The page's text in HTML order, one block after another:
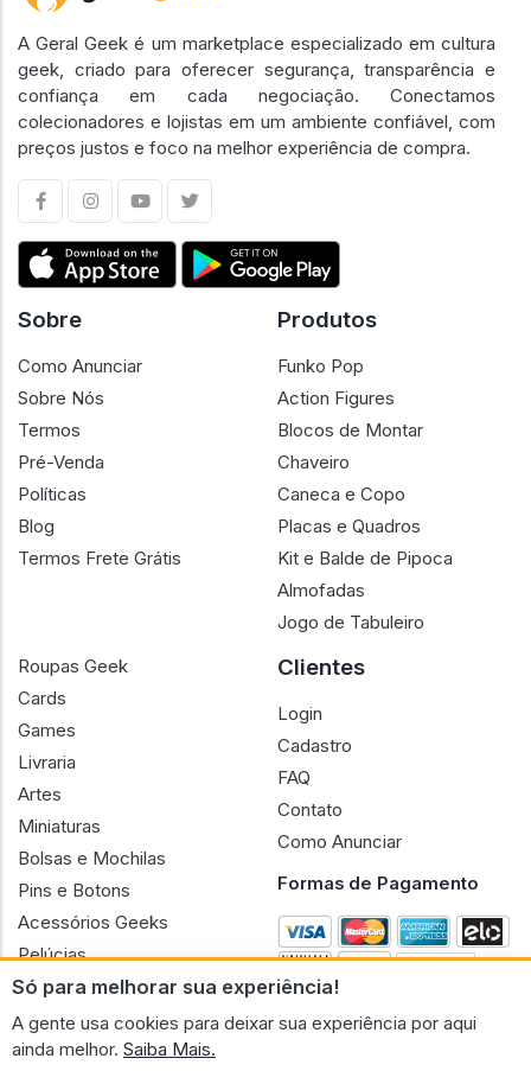
Só para melhorar sua experiência!
A gente usa cookies para deixar sua experiência por aqui
ainda melhor. Saiba Mais.
A Geral Geek é um marketplace especializado em cultura
geek, criado para oferecer segurança, transparência e
confiança em cada negociação. Conectamos
colecionadores e lojistas em um ambiente confiável, com
preços justos e foco na melhor experiência de compra.
Sobre
Como Anunciar
Sobre Nós
Termos
Pré-Venda
Políticas
Blog
Termos Frete Grátis
Produtos
Funko Pop
Action Figures
Blocos de Montar
Chaveiro
Caneca e Copo
Placas e Quadros
Kit e Balde de Pipoca
Almofadas
Jogo de Tabuleiro
Roupas Geek
Cards
Games
Livraria
Artes
Miniaturas
Bolsas e Mochilas
Pins e Botons
Acessórios Geeks
Pelúcias
Bonecas
Clientes
Login
Cadastro
FAQ
Contato
Como Anunciar
Formas de Pagamento